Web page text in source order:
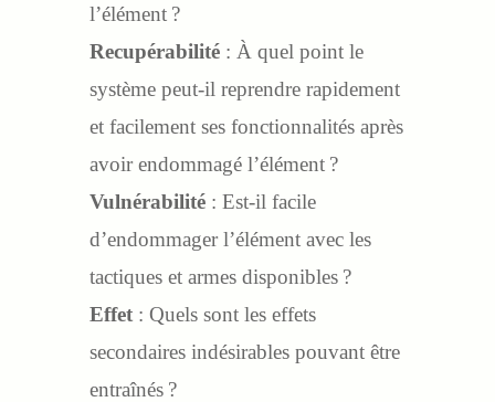
l’élément ?
Recupérabilité: À quel point le
système peut-il reprendre rapidement
et facilement ses fonctionnalités après
avoir endommagé l’élément ?
Vulnérabilité: Est-il facile
d’endommager l’élément avec les
tactiques et armes disponibles ?
Effet: Quels sont les effets
secondaires indésirables pouvant être
entraînés ?